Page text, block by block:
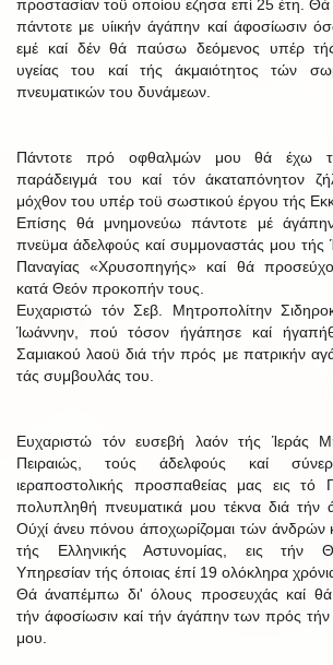
προστασίαν τοϋ οποίου εζησα επί 25 έτη. Θά
πάντοτε με υίικήν άγάπην καί άφοσίωσιν
εμέ καί δέν θά παύσω δεόμενος υπέρ
υγείας του καί τής άκμαιότητος τών
πνευματικών του δυνάμεων.
Πάντοτε πρό οφθαλμών μου θά έχω
παράδειγμά του καί τόν άκαταπόνητον
μόχθον του υπέρ τοϋ σωστικού έργου τής
Επίσης θά μνημονεύω πάντοτε μέ
πνεϋμα άδελφούς καί συμμοναστάς μου τής
Παναγίας «Χρυσοπηγής» καί θά
κατά Θεόν προκοπήν τους.
Ευχαριστώ τόν Σεβ. Μητροπολίτην
Ίωάννην, πού τόσον ήγάπησε καί
Σαμιακού λαοϋ διά τήν πρός με πατρικήν
τάς συμβουλάς του.
Ευχαριστώ τόν ευσεβή λαόν τής Ίεράς
Πειραιώς, τούς άδελφούς καί
ιεραποστολικής προσπαθείας μας εις τό
πολυπληθή πνευματικά μου τέκνα διά τήν
Ούχί άνευ πόνου άποχωρίζομαι τών άνδρών
τής Ελληνικής Αστυνομίας, εις τήν
Υπηρεσίαν τής όποιας έπί 19 ολόκληρα
Θά άναπέμπω δι' όλους προσευχάς καί θά
τήν άφοσίωσιν καί τήν άγάπην των πρός τήν
μου.